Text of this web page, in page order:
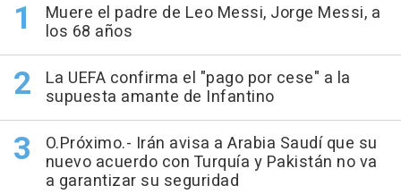
Muere el padre de Leo Messi, Jorge Messi, a
los 68 años
La UEFA confirma el "pago por cese" a la
supuesta amante de Infantino
O.Próximo.- Irán avisa a Arabia Saudí que su
nuevo acuerdo con Turquía y Pakistán no va
a garantizar su seguridad